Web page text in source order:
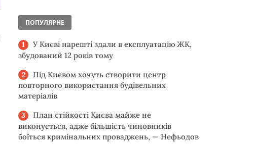
ПОПУЛЯРНЕ
У Києві нарешті здали в експлуатацію ЖК,
збудований 12 років тому
Під Києвом хочуть створити центр
повторного використання будівельних
матеріалів
План стійкості Києва майже не
виконується, адже більшість чиновників
боїться кримінальних проваджень, — Нефьодов